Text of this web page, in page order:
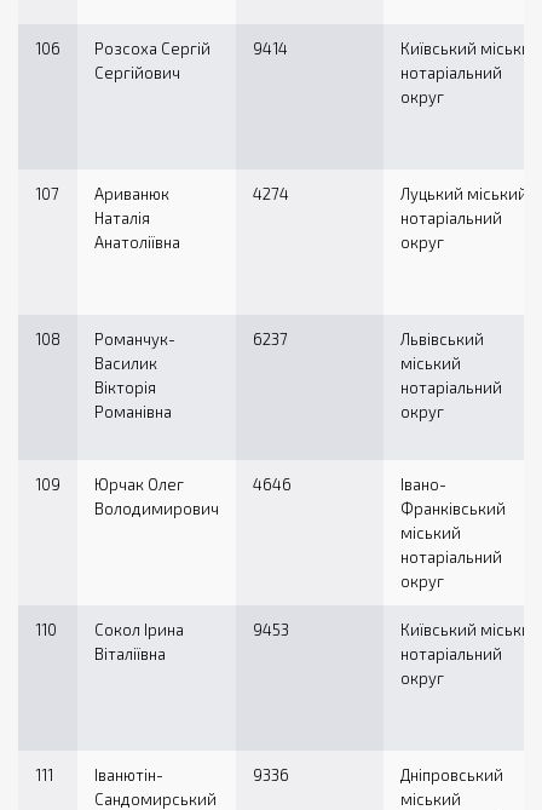
106
Розсоха Сергій
Сергійович
9414
Київський міський
нотаріальний
округ
107
Ариванюк
Наталія
Анатоліївна
4274
Луцький міський
нотаріальний
округ
108
Романчук-
Василик
Вікторія
Романівна
6237
Львівський
міський
нотаріальний
округ
109
Юрчак Олег
Володимирович
4646
Івано-
Франківський
міський
нотаріальний
округ
110
Сокол Ірина
Віталіївна
9453
Київський міський
нотаріальний
округ
111
Іванютін-
Сандомирський
9336
Дніпровський
міський